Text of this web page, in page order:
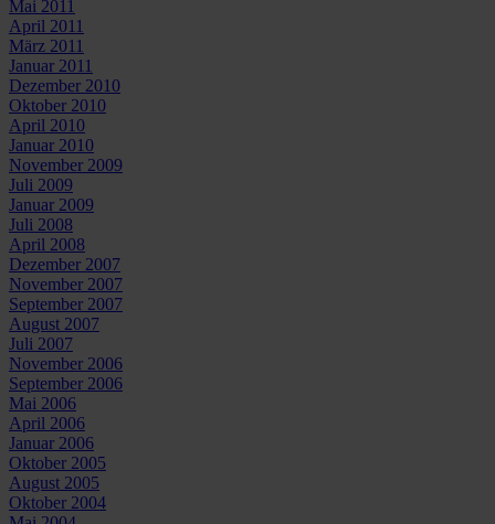
Mai 2011
April 2011
März 2011
Januar 2011
Dezember 2010
Oktober 2010
April 2010
Januar 2010
November 2009
Juli 2009
Januar 2009
Juli 2008
April 2008
Dezember 2007
November 2007
September 2007
August 2007
Juli 2007
November 2006
September 2006
Mai 2006
April 2006
Januar 2006
Oktober 2005
August 2005
Oktober 2004